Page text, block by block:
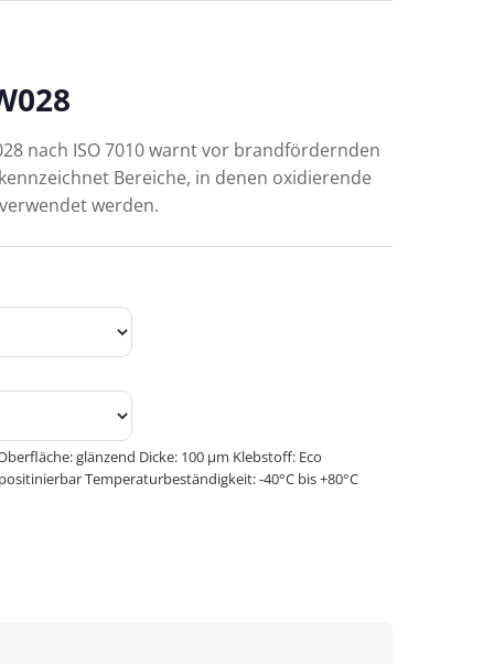
nach ISO 7010 warnt vor brandfördernden
Bereiche, in denen oxidierende
werden.
glänzend Dicke: 100 μm Klebstoff: Eco
Temperaturbeständigkeit: -40°C bis +80°C